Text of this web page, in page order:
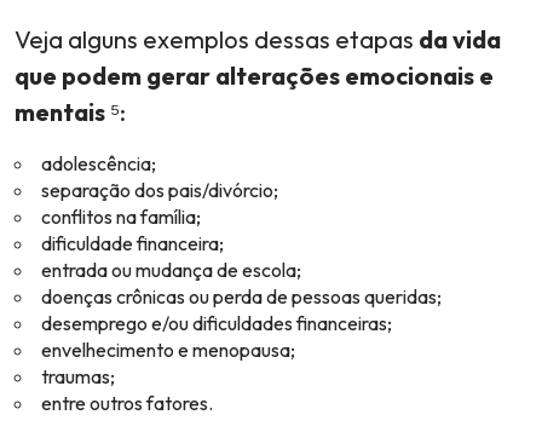
Veja alguns exemplos dessas etapas da vida
que podem gerar alterações emocionais e
mentais ⁵:
adolescência;
separação dos pais/divórcio;
conflitos na família;
dificuldade financeira;
entrada ou mudança de escola;
doenças crônicas ou perda de pessoas queridas;
desemprego e/ou dificuldades financeiras;
envelhecimento e menopausa;
traumas;
entre outros fatores.